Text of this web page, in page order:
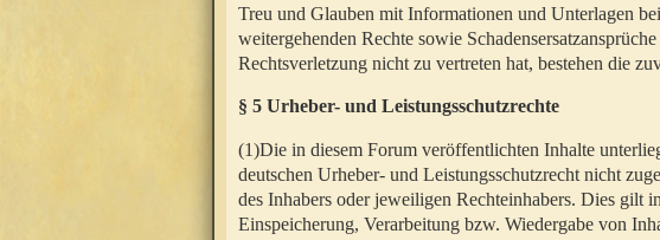
Treu und Glauben mit Informationen und Unterlagen
weitergehenden Rechte sowie
Rechtsverletzung nicht zu vertreten hat, bestehen die
§ 5 Urheber- und Leistungsschutzrechte
(1)Die in diesem Forum veröffentlichten Inhalte
deutschen Urheber- und Leistungsschutzrecht nicht
des Inhabers oder jeweiligen Rechteinhabers. Dies gilt
Einspeicherung, Verarbeitung bzw. Wiedergabe von